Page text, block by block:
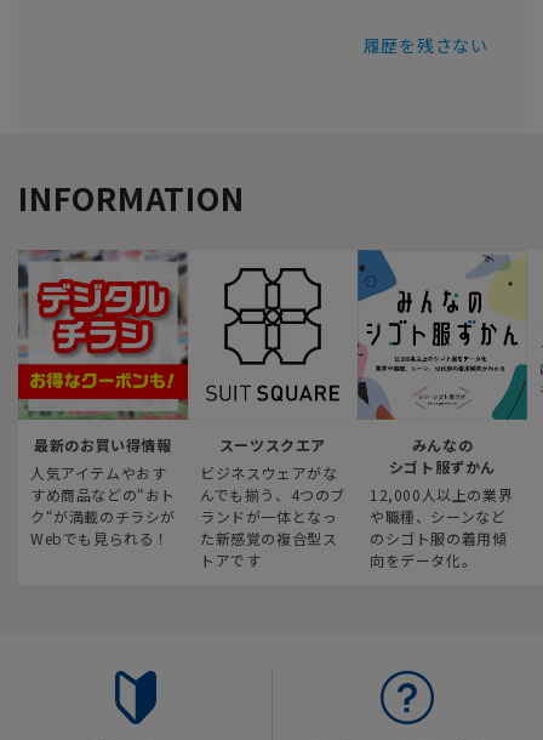
履歴を残さない
INFORMATION
最新のお買い得情報
人気アイテムやおす
すめ商品などの“おト
ク“が満載のチラシが
Webでも見られる！
スーツスクエア
ビジネスウェアがな
んでも揃う、4つのブ
ランドが一体となっ
た新感覚の複合型ス
トアです
みんなの
シゴト服ずかん
12,000人以上の業界
や職種、シーンなど
のシゴト服の着用傾
向をデータ化。